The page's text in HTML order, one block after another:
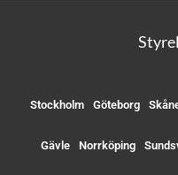
Stockholm Göteborg
Gävle Norrköping